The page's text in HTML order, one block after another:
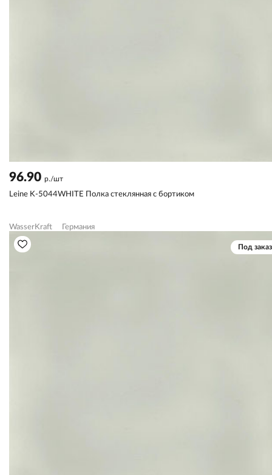
96.90 р./шт
Leine K-5044WHITE Полка стеклянная с бортиком
WasserKraft Германия
Под заказ